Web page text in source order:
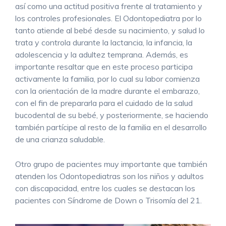
así como una actitud positiva frente al tratamiento y
los controles profesionales. El Odontopediatra por lo
tanto atiende al bebé desde su nacimiento, y salud lo
trata y controla durante la lactancia, la infancia, la
adolescencia y la adultez temprana. Además, es
importante resaltar que en este proceso participa
activamente la familia, por lo cual su labor comienza
con la orientación de la madre durante el embarazo,
con el fin de prepararla para el cuidado de la salud
bucodental de su bebé, y posteriormente, se haciendo
también partícipe al resto de la familia en el desarrollo
de una crianza saludable.
Otro grupo de pacientes muy importante que también
atenden los Odontopediatras son los niños y adultos
con discapacidad, entre los cuales se destacan los
pacientes con Síndrome de Down o Trisomía del 21.